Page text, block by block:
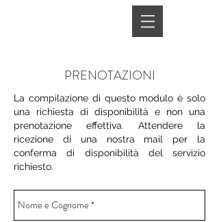
PRENOTAZIONI
La compilazione di questo modulo è solo
una richiesta di disponibilità e non una
prenotazione effettiva. Attendere la
ricezione di una nostra mail per la
conferma di disponibilità del servizio
richiesto.